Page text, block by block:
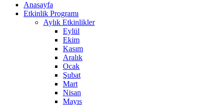
Anasayfa
Etkinlik Programı
Aylık Etkinlikler
Eylül
Ekim
Kasım
Aralık
Ocak
Şubat
Mart
Nisan
Mayıs